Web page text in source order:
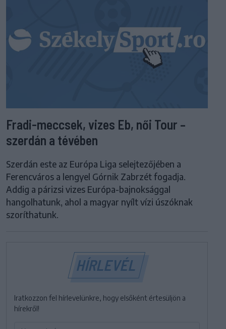
Fradi-meccsek, vizes Eb, női Tour –
szerdán a tévében
Szerdán este az Európa Liga selejtezőjében a
Ferencváros a lengyel Górnik Zabrzét fogadja.
Addig a párizsi vizes Európa-bajnoksággal
hangolhatunk, ahol a magyar nyílt vízi úszóknak
szoríthatunk.
HÍRLEVÉL
Iratkozzon fel hírlevelünkre, hogy elsőként értesüljön a
hírekről!